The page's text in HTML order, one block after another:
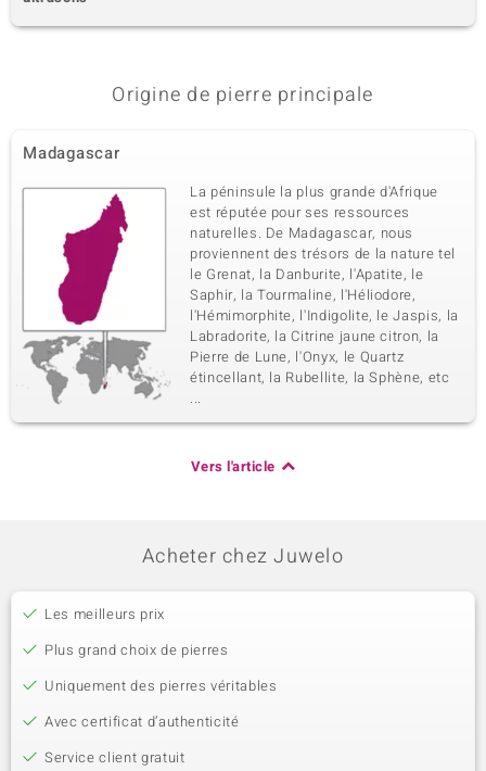
Origine de pierre principale
Madagascar
La péninsule la plus grande d'Afrique
est réputée pour ses ressources
naturelles. De Madagascar, nous
proviennent des trésors de la nature tel
le Grenat, la Danburite, l'Apatite, le
Saphir, la Tourmaline, l'Héliodore,
l'Hémimorphite, l'Indigolite, le Jaspis, la
Labradorite, la Citrine jaune citron, la
Pierre de Lune, l'Onyx, le Quartz
étincellant, la Rubellite, la Sphène, etc
...
Vers l'article
Acheter chez Juwelo
Les meilleurs prix
Plus grand choix de pierres
Uniquement des pierres véritables
Avec certificat d’authenticité
Service client gratuit